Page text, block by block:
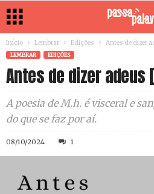
Início Lembrar Edições Antes de dizer
LEMBRAR EDIÇÕES
Antes de dizer adeus
A poesia de M.h. é visceral e
do que se faz por aí.
08/10/2024 1